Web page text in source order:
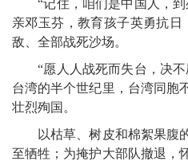
“记住，咱们是中国人，到
亲邓玉芬，教育孩子英勇抗
敌、全部战死沙场。
“愿人人战死而失台，决不
台湾的半个世纪里，台湾同胞
壮烈殉国。
以枯草、树皮和棉絮果腹
至牺牲；为掩护大部队撤退，